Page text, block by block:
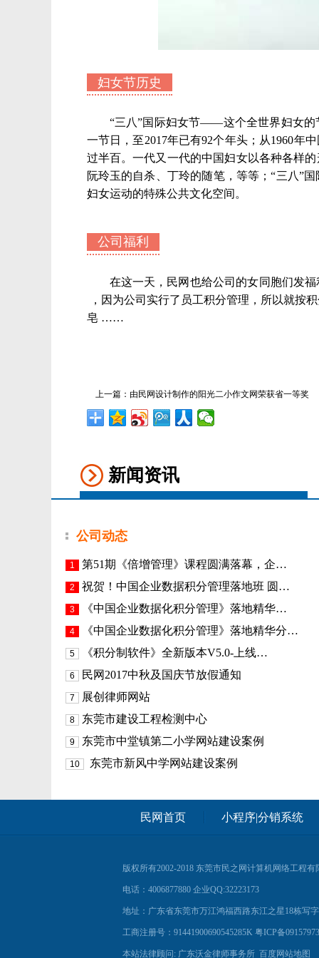
妇女节历史
“三八”国际妇女节——这个全世界妇女的
一节日，至2017年已有92个年头；从1960年
过半百。一代又一代的中国妇女以各种各样
阮玲玉的自杀、丁玲的随笔，等等；“三八”
妇女运动的特殊公共文化空间。
公司福利
在这一天，民网也给公司的女同胞们发
，因为公司实行了员工积分管理，所以就按
皂 ……
上一篇： 由民网设计制作的阳光二小作文网荣获省一等奖
新闻资讯
公司动态
1 第51期《倍增管理》课程圆满落幕，企…
2 祝贺！中国企业数据积分管理落地班 圆…
3 《​中国企业数据化积分管理》落地精华…
4 《中国企业数据化积分管理》落地精华分…
5 《积分制软件》全新版本V5.0-上线…
6 民网2017中秋及国庆节放假通知
7 展创律师网站
8 东莞市建设工程检测中心
9 东莞市中堂镇第二小学网站建设案例
10 东莞市新风中学网站建设案例
民网首页 小程序|分销系统
版权所有2002-2018 东莞市民之网计算机网络工程有
电话：4006877880 企业QQ:32223173
地址：广东省东莞市万江鸿福西路东江之星18栋写字
工商注册号：91441900690545285K 粤ICP备
本站法律顾问: 广东沃金律师事务所 百度网站地图